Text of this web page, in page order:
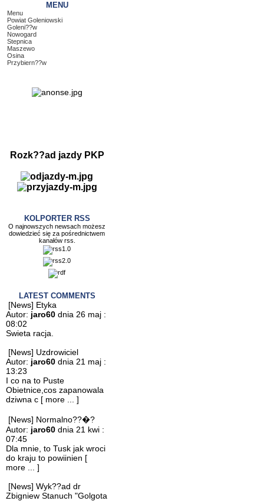
MENU
Menu
Powiat Goleniowski
Goleni??w
Nowogard
Stepnica
Maszewo
Osina
Przybiern??w
Rozk??ad jazdy PKP
KOLPORTER RSS
O najnowszych newsach możesz
dowiedzieć się za pośrednictwem
kanałów rss.
LATEST COMMENTS
[News] Etyka
Autor: jaro60 dnia 26 maj :
08:02
Swieta racja.
[News] Uzdrowiciel
Autor: jaro60 dnia 21 maj :
13:23
I co na to Puste
Obietnice,cos zapanowala
dziwna c [ more ... ]
[News] Normalno??�?
Autor: jaro60 dnia 21 kwi :
07:45
Dla mnie, to Tusk jak wroci
do kraju to powiinien [
more ... ]
[News] Wyk??ad dr
Zbigniew Stanuch "Golgota